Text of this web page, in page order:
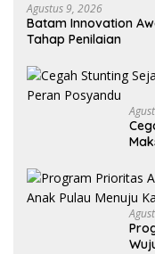
Agustus 9, 2026
Batam Innovation
Tahap Penilaian